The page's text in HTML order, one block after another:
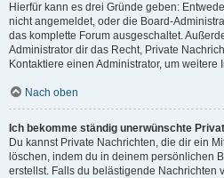
Hierfür kann es drei Gründe geben:
nicht angemeldet, oder die Board-
das komplette Forum ausgeschaltet.
Administrator dir das Recht, Private
Kontaktiere einen Administrator, um weitere
Nach oben
Ich bekomme ständig unerwünschte
Du kannst Private Nachrichten, die dir ein
löschen, indem du in deinem persönlichen
erstellst. Falls du belästigende Nachrichten